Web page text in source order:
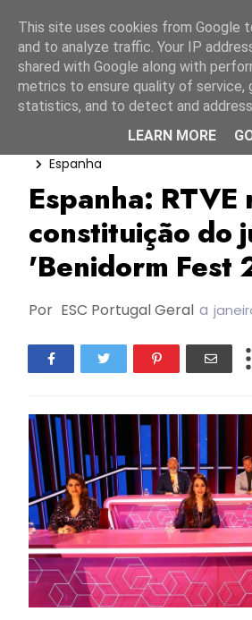
Benidorm Fest 2023
Espanha
Espanha: RTVE
constituição do
'Benidorm Fest
Por ESC Portugal Geral a
This site uses cookies from Google
and to analyze traffic. Your IP
shared with Google along with
metrics to ensure quality of service,
statistics, and to detect and
LEARN MORE